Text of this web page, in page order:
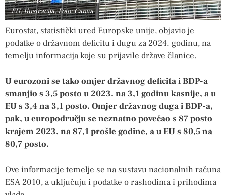
EU, Ilustracija, Foto: Canva
Eurostat, statistički ured Europske unije, objavio je
podatke o državnom deficitu i dugu za 2024. godinu, na
temelju informacija koje su prijavile države članice.
U eurozoni se tako omjer državnog deficita i BDP-a
smanjio s 3,5 posto u 2023. na 3,1 godinu kasnije, a u
EU s 3,4 na 3,1 posto. Omjer državnog duga i BDP-a,
pak, u europodručju se neznatno povećao s 87 posto
krajem 2023. na 87,1 prošle godine, a u EU s 80,5 na
80,7 posto.
Ove informacije temelje se na sustavu nacionalnih računa
ESA 2010, a uključuju i podatke o rashodima i prihodima